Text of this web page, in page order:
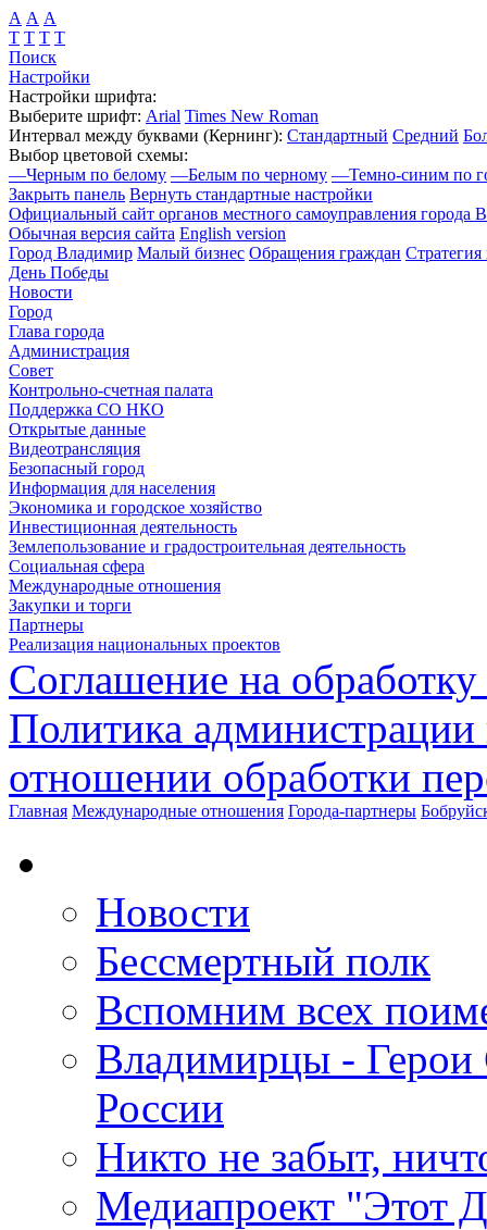
А А А
Т Т Т Т
Поиск
Настройки
Настройки шрифта:
Выберите шрифт: Arial Times New Roman
Интервал между буквами (Кернинг): Стандартный Средний
Выбор цветовой схемы:
—Черным по белому —Белым по черному —Темно-синим по
Закрыть панель Вернуть стандартные настройки
Официальный сайт органов местного самоуправления города
Обычная версия сайта English version
Город Владимир Малый бизнес Обращения граждан Стратегия
День Победы
Новости
Город
Глава города
Администрация
Совет
Контрольно-счетная палата
Поддержка СО НКО
Открытые данные
Видеотрансляция
Безопасный город
Информация для населения
Экономика и городское хозяйство
Инвестиционная деятельность
Землепользование и градостроительная деятельность
Социальная сфера
Международные отношения
Закупки и торги
Партнеры
Реализация национальных проектов
Соглашение на
Политика
отношении обработки
Главная Международные отношения Города-партнеры
Новости
Бессмертный полк
Вспомним всех
Владимирцы - Герои
России
Никто не забыт,
Медиапроект "Этот